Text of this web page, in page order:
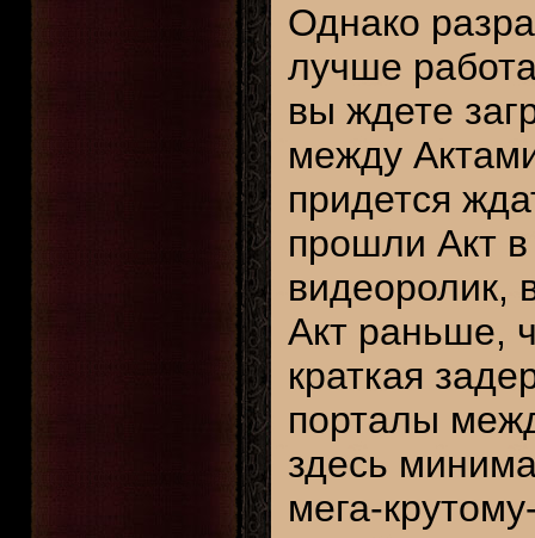
Однако
лучше
вы ждете
между
придется
прошли Акт
видеоролик,
Акт раньше,
краткая
порталы
здесь
мега-